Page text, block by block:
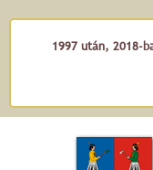
1997 után, 2018-